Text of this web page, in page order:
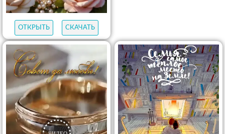
ОТКРЫТЬ СКАЧАТЬ